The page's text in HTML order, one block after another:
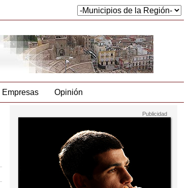
Empresas Opinión